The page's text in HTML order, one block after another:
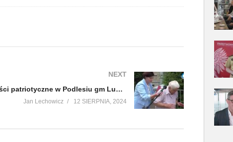
NEXT
Uroczystości patriotyczne w Podlesiu gm Lubaczów cz 2
Jan Lechowicz 12 SIERPNIA, 2024